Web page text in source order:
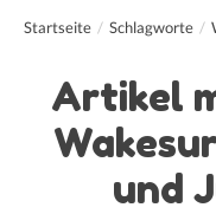
Startseite / Schlagworte /
Artikel
und